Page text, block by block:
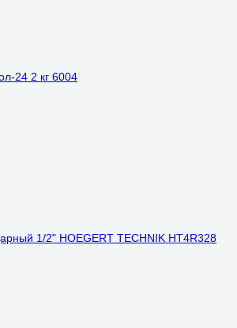
24 2 кг 6004
1/2" HOEGERT TECHNIK HT4R328